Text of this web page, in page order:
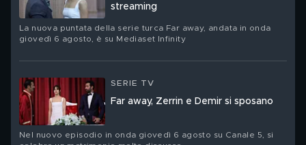
streaming
La nuova puntata della serie turca Far away, andata in onda
giovedì 6 agosto, è su Mediaset Infinity
SERIE TV
Far away, Zerrin e Demir si sposano
Nel nuovo episodio in onda giovedì 6 agosto su Canale 5, si